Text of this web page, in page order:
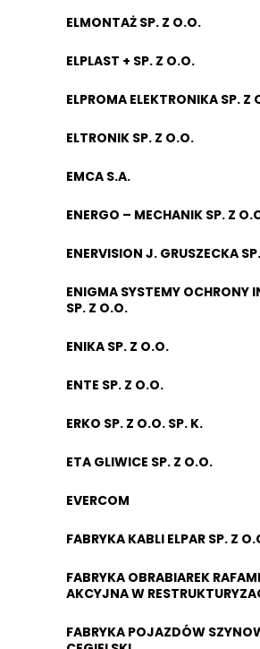
ELMONTAŻ SP. Z O.O.
ELPLAST + SP. Z O.O.
ELPROMA ELEKTRONIKA SP. Z
ELTRONIK SP. Z O.O.
EMCA S.A.
ENERGO – MECHANIK SP. Z
ENERVISION J. GRUSZECKA
ENIGMA SYSTEMY OCHRONY
SP. Z O.O.
ENIKA SP. Z O.O.
ENTE SP. Z O.O.
ERKO SP. Z O.O. SP. K.
ETA GLIWICE SP. Z O.O.
EVERCOM
FABRYKA KABLI ELPAR SP. Z
FABRYKA OBRABIAREK
AKCYJNA W
FABRYKA POJAZDÓW